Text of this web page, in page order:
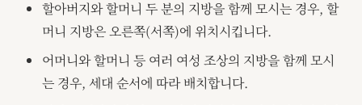
할아버지와 할머니 두 분의 지방을 함께 모시는 경우, 할
머니 지방은 오른쪽(서쪽)에 위치시킵니다.
어머니와 할머니 등 여러 여성 조상의 지방을 함께 모시
는 경우, 세대 순서에 따라 배치합니다.